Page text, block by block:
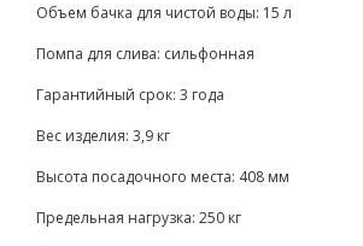
Объем бачка для чистой воды: 15 л
Помпа для слива: сильфонная
Гарантийный срок: 3 года
Вес изделия: 3,9 кг
Высота посадочного места: 408 мм
Предельная нагрузка: 250 кг